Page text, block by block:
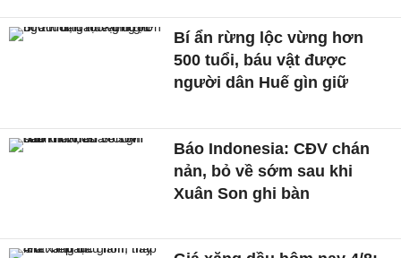
Bí ẩn rừng lộc vừng hơn
500 tuổi, báu vật được
người dân Huế gìn giữ
Báo Indonesia: CĐV chán
nản, bỏ về sớm sau khi
Xuân Son ghi bàn